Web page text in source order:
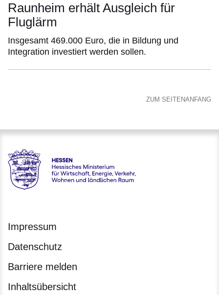
Raunheim erhält Ausgleich für
Fluglärm
Insgesamt 469.000 Euro, die in Bildung und
Integration investiert werden sollen.
ZUM SEITENANFANG
Hessen - Hessisches Ministerium für Wirtschaft, Energie,
Impressum
Datenschutz
Barriere melden
Inhaltsübersicht